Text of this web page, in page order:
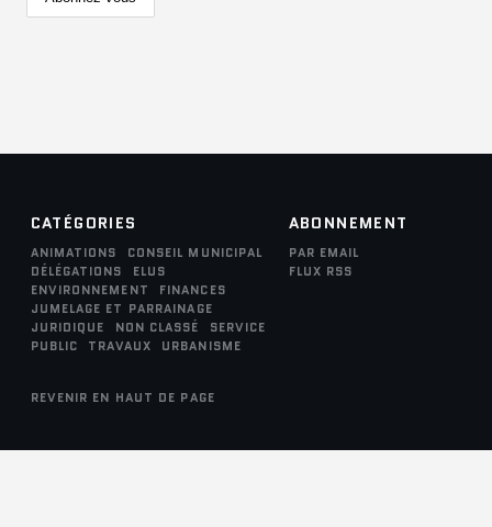
CATÉGORIES
ANIMATIONS
CONSEIL MUNICIPAL
DÉLÉGATIONS
ELUS
ENVIRONNEMENT
FINANCES
JUMELAGE ET PARRAINAGE
JURIDIQUE
NON CLASSÉ
SERVICE
PUBLIC
TRAVAUX URBANISME
ABONNEMENT
PAR EMAIL
FLUX RSS
REVENIR EN HAUT DE PAGE